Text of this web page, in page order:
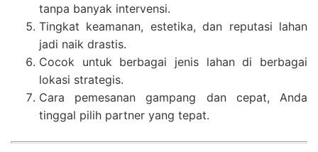
tanpa banyak intervensi.
Tingkat keamanan, estetika, dan reputasi lahan
jadi naik drastis.
Cocok untuk berbagai jenis lahan di berbagai
lokasi strategis.
Cara pemesanan gampang dan cepat, Anda
tinggal pilih partner yang tepat.